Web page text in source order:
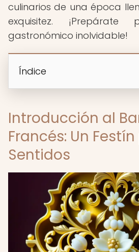
culinarios de una época
exquisitez.
gastronómico inolvidable!
Índice
Introducción al
Francés: Un
Sentidos